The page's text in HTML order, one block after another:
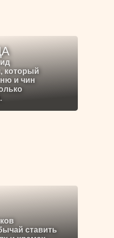
который
и чин
ставить